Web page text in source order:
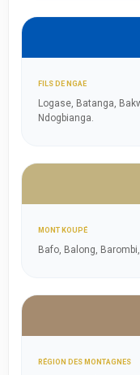
FILS DE NGAE
Logase, Batanga,
Ndogbianga.
MONT KOUPÉ
Bafo, Balong,
RÉGION DES MONTAGNES